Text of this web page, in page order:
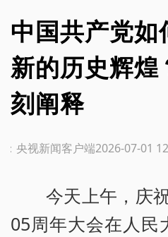
中国共产党
新的历史辉
刻阐释
2026-07-01
：央视新闻客户端
今天上午，庆
05周年大会在人民